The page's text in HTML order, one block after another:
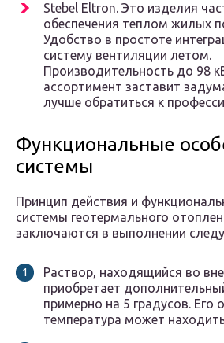
Stebel Eltron. Это изделия
обеспечения теплом жилых
Удобство в простоте
систему вентиляции летом.
Производительность до 98
ассортимент заставит
лучше обратиться к
Функциональные
системы
Принцип действия и
системы геотермального
заключаются в выполнении
Раствор, находящийся во
приобретает
примерно на 5 градусов. Его
температура может